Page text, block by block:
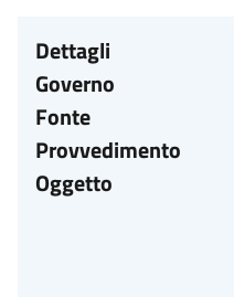
Dettagli
Governo
Fonte
Provvedimento
Oggetto